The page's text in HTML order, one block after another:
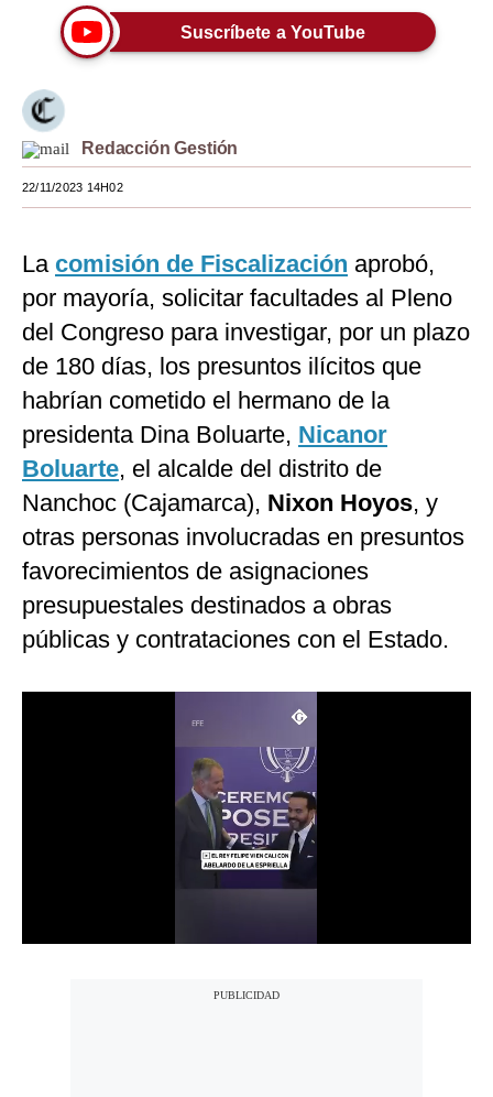
Tendencias
Lujo
Viajes
Moda
Estilos
EEUU
España
Internacional
Tecnología
Club del Suscriptor
Mix
G de Gestión
Notas Contratadas
Suscríbete a YouTube
Redacción Gestión
22/11/2023 14H02
La comisión de Fiscalización aprobó,
por mayoría, solicitar facultades al Pleno
del Congreso para investigar, por un plazo
de 180 días, los presuntos ilícitos que
habrían cometido el hermano de la
presidenta Dina Boluarte, Nicanor
Boluarte, el alcalde del distrito de
Nanchoc (Cajamarca), Nixon Hoyos, y
otras personas involucradas en presuntos
favorecimientos de asignaciones
presupuestales destinados a obras
públicas y contrataciones con el Estado.